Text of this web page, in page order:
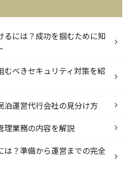
るには？成功を掴むために知
むべきセキュリティ対策を紹
泊運営代行会社の見分け方
理業務の内容を解説
は？準備から運営までの完全